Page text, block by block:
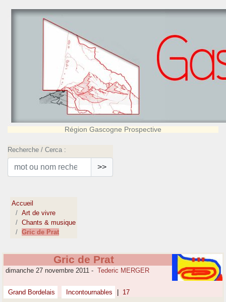
Région Gascogne Prospective
Recherche / Cerca :
>>
Accueil
Art de vivre
Chants & musique
Gric de Prat
Gric de Prat
dimanche 27 novembre 2011 - Tederic MERGER
Grand Bordelais Incontournables 17